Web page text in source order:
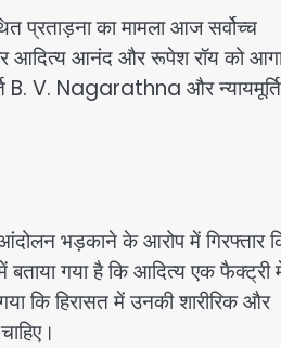
प्रताड़ना का मामला आज सर्वोच्च
आदित्य आनंद और रूपेश रॉय को
B. V. Nagarathna और न्यायमूर्ति
भड़काने के आरोप में गिरफ्तार
बताया गया है कि आदित्य एक फैक्ट्री
कि हिरासत में उनकी शारीरिक और